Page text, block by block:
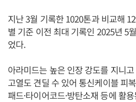
지난 3월 기록한 1020톤과 비교해
별 기준 이전 최대 기록인 2025년 5
었다.
아라미드는 높은 인장 강도를 지니
고열도 견딜 수 있어 통신케이블 피
패드·타이어코드·방탄소재 등에 활